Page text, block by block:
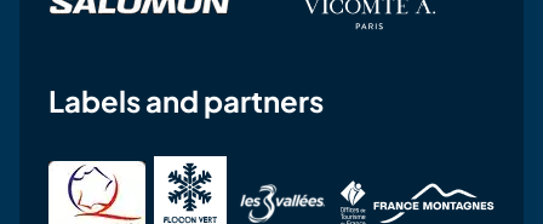
Labels and partners